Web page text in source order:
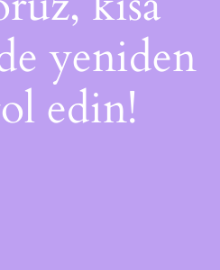
yeniden
edin!